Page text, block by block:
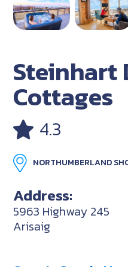
Steinhart
Cottages
4.3
NORTHUMBERLAND
Address:
5963 Highway 245
Arisaig